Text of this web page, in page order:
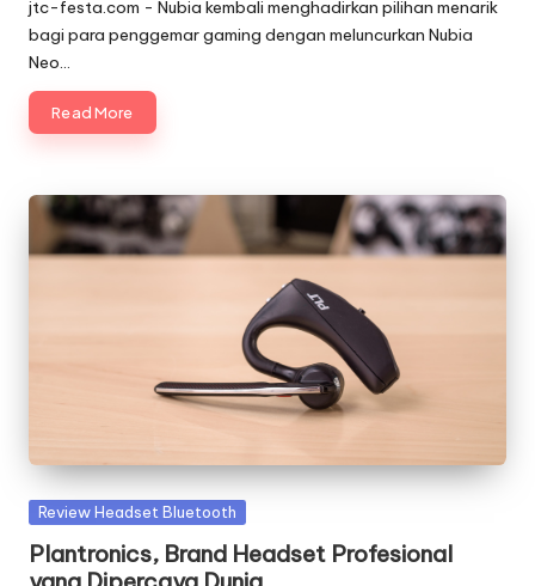
jtc-festa.com - Nubia kembali menghadirkan pilihan menarik
bagi para penggemar gaming dengan meluncurkan Nubia
Neo…
Read More
Posted
Review Headset Bluetooth
Plantronics, Brand Headset Profesional